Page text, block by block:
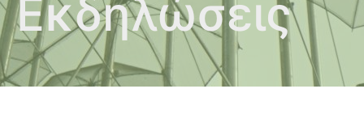
Εκδηλώσεις